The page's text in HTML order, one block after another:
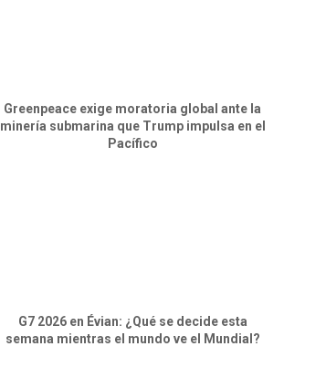
Greenpeace exige moratoria global ante la
minería submarina que Trump impulsa en el
Pacífico
G7 2026 en Évian: ¿Qué se decide esta
semana mientras el mundo ve el Mundial?